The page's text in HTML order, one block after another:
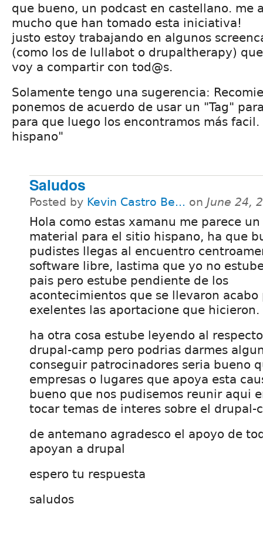
que bueno, un podcast en castellano. me
mucho que han tomado esta iniciativa!
justo estoy trabajando en algunos
(como los de lullabot o drupaltherapy)
voy a compartir con tod@s.
Solamente tengo una sugerencia:
ponemos de acuerdo de usar un "Tag"
para que luego los encontramos más facil.
hispano"
Saludos
Posted by Kevin Castro Be... on June 24,
Hola como estas xamanu me parece
material para el sitio hispano, ha que
pudistes llegas al encuentro
software libre, lastima que yo no
pais pero estube pendiente de los
acontecimientos que se llevaron acabo
exelentes las aportacione que hicieron.
ha otra cosa estube leyendo al
drupal-camp pero podrias darmes
conseguir patrocinadores seria bueno
empresas o lugares que apoya esta
bueno que nos pudisemos reunir aqui
tocar temas de interes sobre el drupal-
de antemano agradesco el apoyo de
apoyan a drupal
espero tu respuesta
saludos